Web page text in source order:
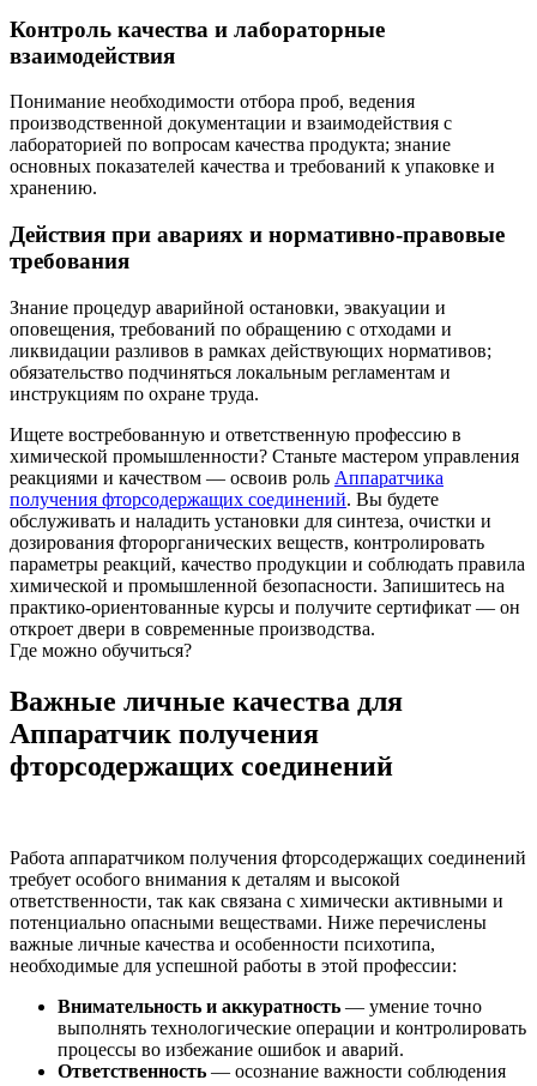
Контроль качества и лабораторные
взаимодействия
Понимание необходимости отбора проб, ведения
производственной документации и взаимодействия с
лабораторией по вопросам качества продукта; знание
основных показателей качества и требований к упаковке и
хранению.
Действия при авариях и нормативно-правовые
требования
Знание процедур аварийной остановки, эвакуации и
оповещения, требований по обращению с отходами и
ликвидации разливов в рамках действующих нормативов;
обязательство подчиняться локальным регламентам и
инструкциям по охране труда.
Ищете востребованную и ответственную профессию в
химической промышленности? Станьте мастером управления
реакциями и качеством — освоив роль Аппаратчика
получения фторсодержащих соединений. Вы будете
обслуживать и наладить установки для синтеза, очистки и
дозирования фторорганических веществ, контролировать
параметры реакций, качество продукции и соблюдать правила
химической и промышленной безопасности. Запишитесь на
практико-ориентованные курсы и получите сертификат — он
откроет двери в современные производства.
Где можно обучиться?
Важные личные качества для
Аппаратчик получения
фторсодержащих соединений
Работа аппаратчиком получения фторсодержащих соединений
требует особого внимания к деталям и высокой
ответственности, так как связана с химически активными и
потенциально опасными веществами. Ниже перечислены
важные личные качества и особенности психотипа,
необходимые для успешной работы в этой профессии:
Внимательность и аккуратность — умение точно
выполнять технологические операции и контролировать
процессы во избежание ошибок и аварий.
Ответственность — осознание важности соблюдения